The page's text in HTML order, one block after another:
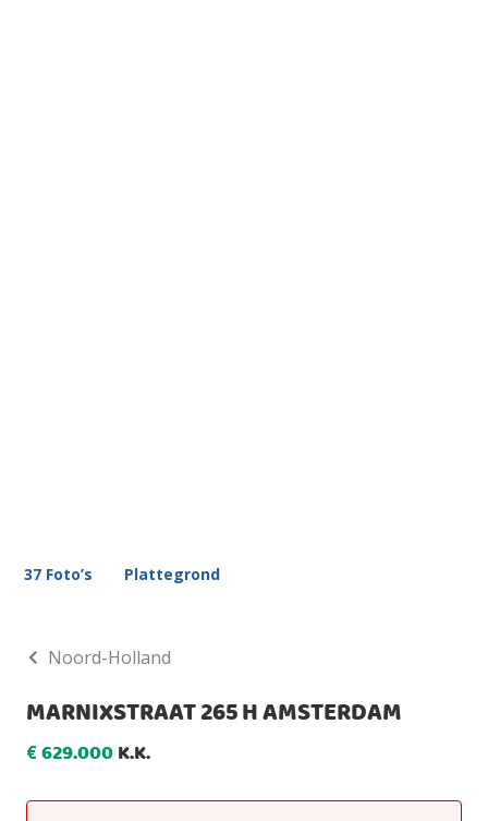
37 Foto’s Plattegrond
Noord-Holland
MARNIXSTRAAT 265 H AMSTERDAM
€629.000K.K.